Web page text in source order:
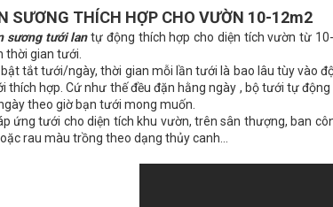
SƯƠNG THÍCH HỢP CHO VƯỜN 10-12m2
sương tưới lantự động thích hợp cho diện tích vườn từ
thời gian tưới.
tắt tưới/ngày, thời gian mỗi lần tưới là bao lâu tùy vào
thích hợp. Cứ như thế đều đặn hằng ngày , bộ tưới tự
theo giờ bạn tưới mong muốn.
ứng tưới cho diện tích khu vườn, trên sân thượng, ban
rau màu trồng theo dạng thủy canh…